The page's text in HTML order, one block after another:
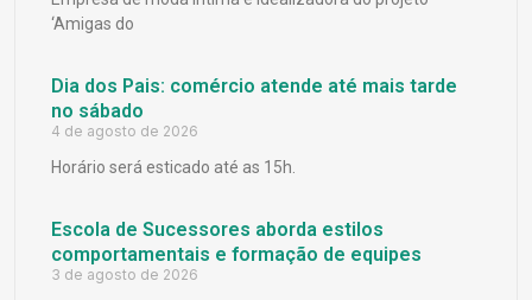
‘Amigas do
Dia dos Pais: comércio atende até mais tarde
no sábado
4 de agosto de 2026
Horário será esticado até as 15h.
Escola de Sucessores aborda estilos
comportamentais e formação de equipes
3 de agosto de 2026